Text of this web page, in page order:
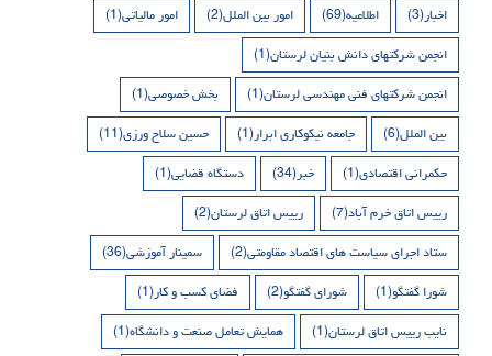
اخبار(3) اطلاعیه(69) امور بین الملل(2) امور مالیاتی(1)
انجمن شرکتهای دانش بنیان لرستان(1)
انجمن شرکتهای فنی مهندسی لرستان(1) بخش خصوصی(1)
بین الملل(6) جامعه نیکوکاری ابرار(1) حسین سلاح ورزی(11)
حکمرانی اقتصادی(1) خبر(34) دستگاه قضایی(1)
رییس اتاق خرم آباد(7) رییس اتاق لرستان(2)
ستاد اجرای سیاست های اقتصاد مقاومتی(2) سمینار آموزشی(36)
شورا گفتگو(1) شورای گفتگو(2) فضای کسب و کار(1)
نایب رییس اتاق لرستان(1) همایش تعامل صنعت و دانشگاه(1)